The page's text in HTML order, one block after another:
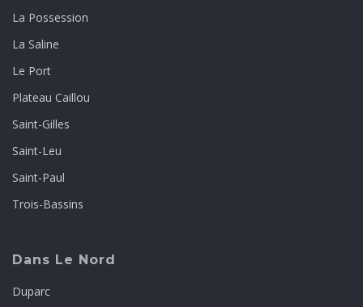
La Possession
La Saline
Le Port
Plateau Caillou
Saint-Gilles
Saint-Leu
Saint-Paul
Trois-Bassins
Dans Le Nord
Duparc